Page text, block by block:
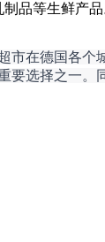
品等生鲜产品
市在德国各个
要选择之一。